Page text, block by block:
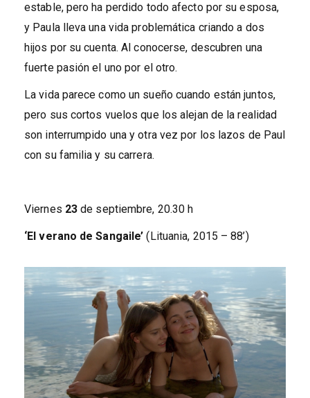
estable, pero ha perdido todo afecto por su esposa,
y Paula lleva una vida problemática criando a dos
hijos por su cuenta. Al conocerse, descubren una
fuerte pasión el uno por el otro.
La vida parece como un sueño cuando están juntos,
pero sus cortos vuelos que los alejan de la realidad
son interrumpido una y otra vez por los lazos de Paul
con su familia y su carrera.
Viernes 23de septiembre, 20.30 h
‘El verano de Sangaile’ (Lituania, 2015 – 88’)